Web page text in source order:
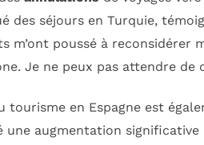
des séjours en Turquie,
m’ont poussé à reconsidérer
Je ne peux pas attendre
tourisme en Espagne est
une augmentation